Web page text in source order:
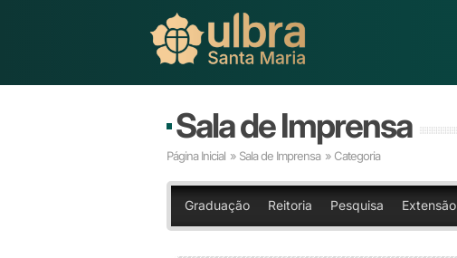
Sala de Imprensa
Página Inicial » Sala de Imprensa » Categoria
Graduação Reitoria Pesquisa Extensão